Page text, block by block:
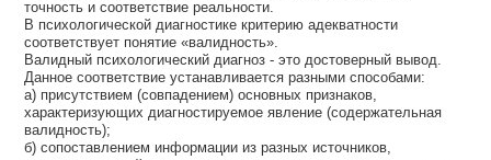
точность и соответствие реальности.
В психологической диагностике критерию адекватности
соответствует понятие «валидность».
Валидный психологический диагноз - это достоверный вывод.
Данное соответствие устанавливается разными способами:
а) присутствием (совпадением) основных признаков,
характеризующих диагностируемое явление (содержательная
валидность);
б) сопоставлением информации из разных источников,